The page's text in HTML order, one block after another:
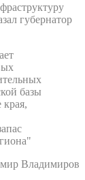
губернатор
базы
Владимиров